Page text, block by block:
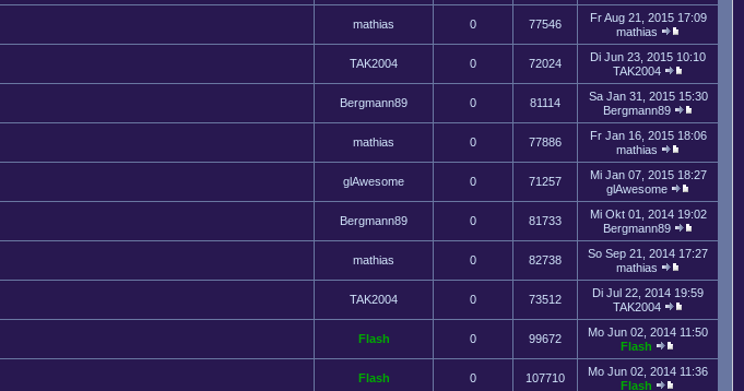
mathias 0 77546
Fr Aug 21, 2015 17:09
mathias
TAK2004 0 72024
Di Jun 23, 2015 10:10
TAK2004
Bergmann89 0 81114
Sa Jan 31, 2015 15:30
Bergmann89
mathias 0 77886
Fr Jan 16, 2015 18:06
mathias
glAwesome 0 71257
Mi Jan 07, 2015 18:27
glAwesome
Bergmann89 0 81733
Mi Okt 01, 2014 19:02
Bergmann89
mathias 0 82738
So Sep 21, 2014 17:27
mathias
TAK2004 0 73512
Di Jul 22, 2014 19:59
TAK2004
Flash 0 99672
Mo Jun 02, 2014 11:50
Flash
Flash 0 107710
Mo Jun 02, 2014 11:36
Flash